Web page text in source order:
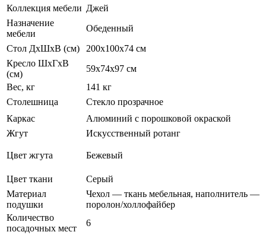
Отправить
Коллекция мебели Джей
Назначение
мебели
Обеденный
Стол ДхШхВ (см)
200х100х74 см
Кресло ШхГхВ
(см)
59х74х97 см
Вес, кг
141 кг
Столешница
Стекло прозрачное
Каркас
Алюминий с порошковой окраской
Жгут
Искусственный ротанг
Цвет жгута Бежевый
Цвет ткани
Серый
Материал
подушки
Чехол — ткань мебельная, наполнитель —
поролон/холлофайбер
Количество
посадочных мест
6